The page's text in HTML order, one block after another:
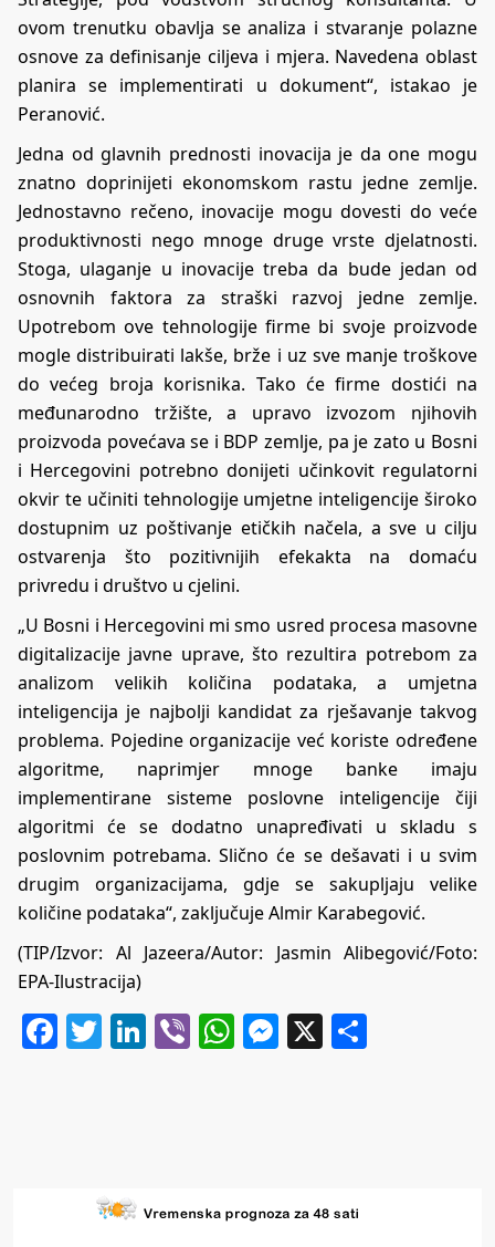
ovom trenutku obavlja se analiza i stvaranje polazne
osnove za definisanje ciljeva i mjera. Navedena oblast
planira se implementirati u dokument“, istakao je
Peranović.
Jedna od glavnih prednosti inovacija je da one mogu
znatno doprinijeti ekonomskom rastu jedne zemlje.
Jednostavno rečeno, inovacije mogu dovesti do veće
produktivnosti nego mnoge druge vrste djelatnosti.
Stoga, ulaganje u inovacije treba da bude jedan od
osnovnih faktora za straški razvoj jedne zemlje.
Upotrebom ove tehnologije firme bi svoje proizvode
mogle distribuirati lakše, brže i uz sve manje troškove
do većeg broja korisnika. Tako će firme dostići na
međunarodno tržište, a upravo izvozom njihovih
proizvoda povećava se i BDP zemlje, pa je zato u Bosni
i Hercegovini potrebno donijeti učinkovit regulatorni
okvir te učiniti tehnologije umjetne inteligencije široko
dostupnim uz poštivanje etičkih načela, a sve u cilju
ostvarenja što pozitivnijih efekakta na domaću
privredu i društvo u cjelini.
„U Bosni i Hercegovini mi smo usred procesa masovne
digitalizacije javne uprave, što rezultira potrebom za
analizom velikih količina podataka, a umjetna
inteligencija je najbolji kandidat za rješavanje takvog
problema. Pojedine organizacije već koriste određene
algoritme, naprimjer mnoge banke imaju
implementirane sisteme poslovne inteligencije čiji
algoritmi će se dodatno unapređivati u skladu s
poslovnim potrebama. Slično će se dešavati i u svim
drugim organizacijama, gdje se sakupljaju velike
količine podataka“, zaključuje Almir Karabegović.
(TIP/Izvor: Al Jazeera/Autor: Jasmin Alibegović/Foto:
EPA-Ilustracija)
Facebook
Twitter
LinkedIn
ViberWhatsApp
Messenger
X